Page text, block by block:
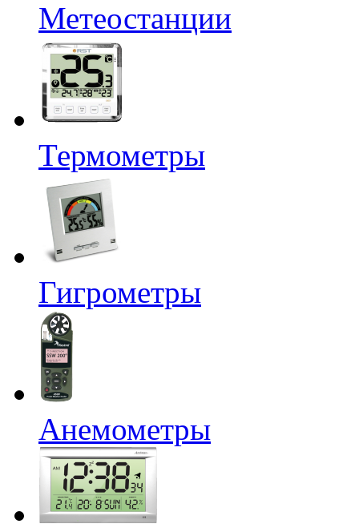
Метеостанции
Термометры
Гигрометры
Анемометры